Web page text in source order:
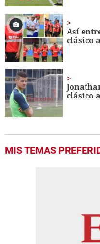
Así
clásico
clásico
MIS TEMAS